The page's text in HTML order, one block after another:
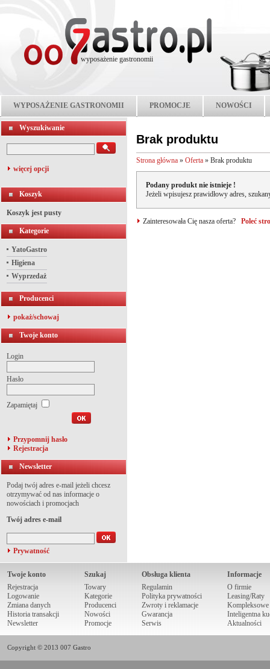
wyposażenie gastronomii
WYPOSAŻENIE GASTRONOMII PROMOCJE NOWOŚCI
Wyszukiwanie
więcej opcji
Koszyk
Koszyk jest pusty
Kategorie
YatoGastro
Higiena
Wyprzedaż
Producenci
pokaż/schowaj
Twoje konto
Login
Hasło
Zapamiętaj
Przypomnij hasło
Rejestracja
Newsletter
Podaj twój adres e-mail jeżeli chcesz
otrzymywać od nas informacje o
nowościach i promocjach
Twój adres e-mail
Prywatność
Brak produktu
Strona główna » Oferta » Brak produktu
Podany produkt nie istnieje !
Jeżeli wpisujesz prawidłowy adres,
Zainteresowała Cię nasza oferta? Poleć
Twoje konto
Rejestracja
Logowanie
Zmiana danych
Historia transakcji
Newsletter
Szukaj
Towary
Kategorie
Producenci
Nowości
Promocje
Obsługa klienta
Regulamin
Polityka prywatności
Zwroty i reklamacje
Gwarancja
Serwis
Informacje
O firmie
Leasing/Raty
Kompleksowe
Inteligentna
Aktualności
Copyright © 2013 007 Gastro